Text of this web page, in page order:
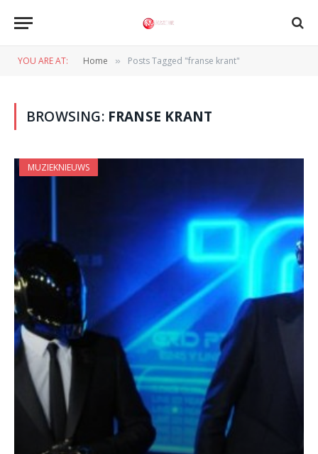
YOU ARE AT: Home » Posts Tagged "franse krant"
BROWSING: FRANSE KRANT
MUZIEKNIEUWS